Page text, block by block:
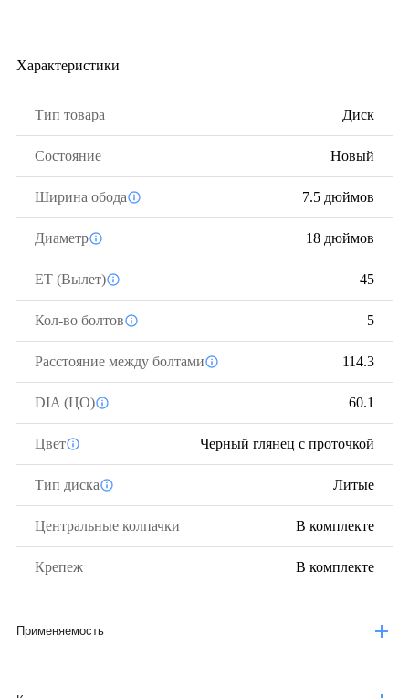
Характеристики
Тип товара Диск
Состояние Новый
Ширина обода 7.5 дюймов
Диаметр 18 дюймов
ЕТ (Вылет) 45
Кол-во болтов 5
Расстояние между болтами 114.3
DIA (ЦО) 60.1
Цвет Черный глянец с проточкой
Тип диска Литые
Центральные колпачки В комплекте
Крепеж В комплекте
Применяемость